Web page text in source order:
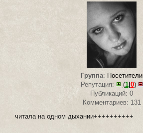
Группа: Посетители
Репутация:
(1| 0)
Публикаций: 0
Комментариев: 131
читала на одном дыхании++++++++++